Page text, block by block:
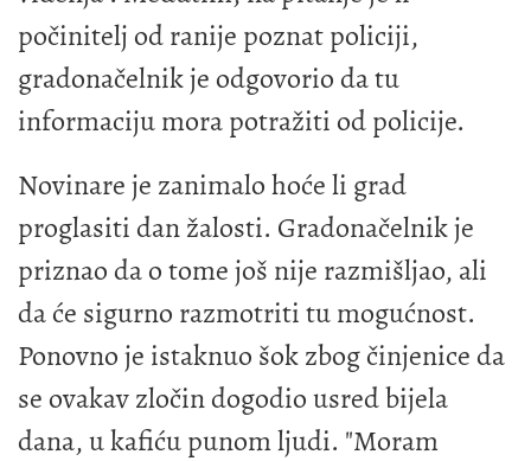
počinitelj od ranije poznat policiji,
gradonačelnik je odgovorio da tu
informaciju mora potražiti od policije.
Novinare je zanimalo hoće li grad
proglasiti dan žalosti. Gradonačelnik je
priznao da o tome još nije razmišljao, ali
da će sigurno razmotriti tu mogućnost.
Ponovno je istaknuo šok zbog činjenice da
se ovakav zločin dogodio usred bijela
dana, u kafiću punom ljudi. "Moram